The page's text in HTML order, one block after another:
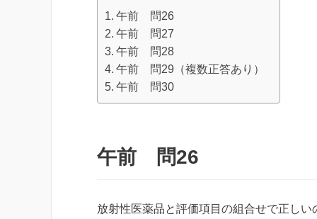
午前 問26
午前 問27
午前 問28
午前 問29（複数正答あり）
午前 問30
午前 問26
放射性医薬品と評価項目の組合せで正しい